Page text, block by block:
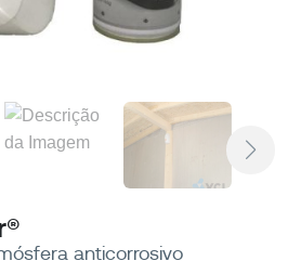
anticorrosivo